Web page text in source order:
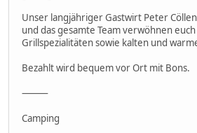
Unser langjähriger Gastwirt Peter
und das gesamte Team verwöhnen
Grillspezialitäten sowie kalten und
Bezahlt wird bequem vor Ort mit Bons.
⸻
Camping